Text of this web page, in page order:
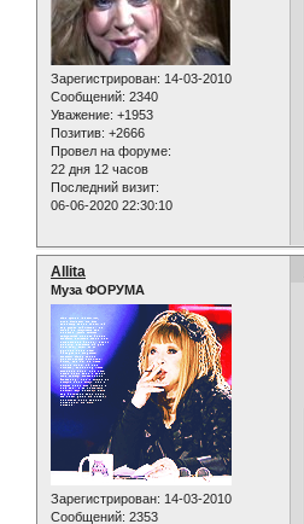
Зарегистрирован: 14-03-2010
Сообщений: 2340
Уважение: +1953
Позитив: +2666
Провел на форуме:
22 дня 12 часов
Последний визит:
06-06-2020 22:30:10
Allita
Муза ФОРУМА
Зарегистрирован: 14-03-2010
Сообщений: 2353